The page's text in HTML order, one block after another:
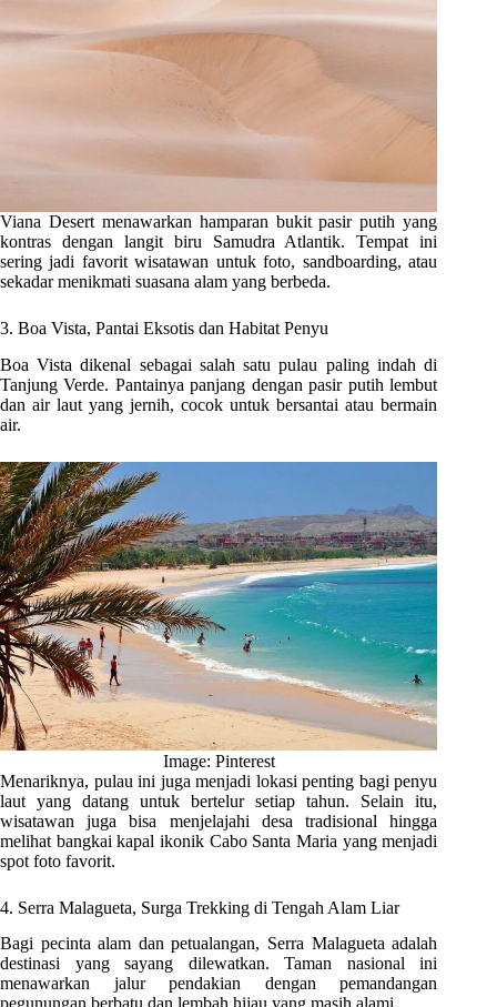
Viana Desert menawarkan hamparan bukit pasir putih yang
kontras dengan langit biru Samudra Atlantik. Tempat ini
sering jadi favorit wisatawan untuk foto, sandboarding, atau
sekadar menikmati suasana alam yang berbeda.
3. Boa Vista, Pantai Eksotis dan Habitat Penyu
Boa Vista dikenal sebagai salah satu pulau paling indah di
Tanjung Verde. Pantainya panjang dengan pasir putih lembut
dan air laut yang jernih, cocok untuk bersantai atau bermain
air.
Image: Pinterest
Menariknya, pulau ini juga menjadi lokasi penting bagi penyu
laut yang datang untuk bertelur setiap tahun. Selain itu,
wisatawan juga bisa menjelajahi desa tradisional hingga
melihat bangkai kapal ikonik Cabo Santa Maria yang menjadi
spot foto favorit.
4. Serra Malagueta, Surga Trekking di Tengah Alam Liar
Bagi pecinta alam dan petualangan, Serra Malagueta adalah
destinasi yang sayang dilewatkan. Taman nasional ini
menawarkan jalur pendakian dengan pemandangan